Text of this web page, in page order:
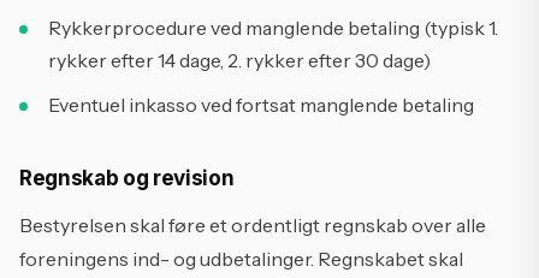
Rykkerprocedure ved manglende betaling (typisk 1.
rykker efter 14 dage, 2. rykker efter 30 dage)
Eventuel inkasso ved fortsat manglende betaling
Regnskab og revision
Bestyrelsen skal føre et ordentligt regnskab over alle
foreningens ind- og udbetalinger. Regnskabet skal